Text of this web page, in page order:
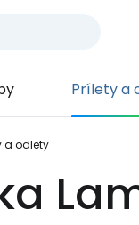
Prílety a
a odlety